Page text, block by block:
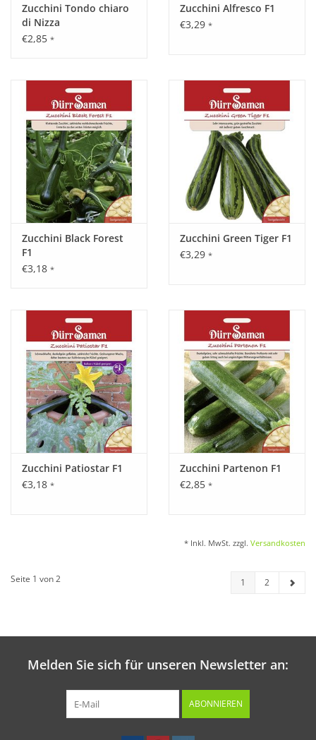
Zucchini Tondo chiaro
di Nizza
€2,85 *
Zucchini Alfresco F1
€3,29 *
Zucchini Black Forest
F1
€3,18 *
Zucchini Green Tiger F1
€3,29 *
Zucchini Patiostar F1
€3,18 *
Zucchini Partenon F1
€2,85 *
* Inkl. MwSt. zzgl. Versandkosten
Seite 1 von 2 1 2
Melden Sie sich für unseren Newsletter an:
ABONNIEREN